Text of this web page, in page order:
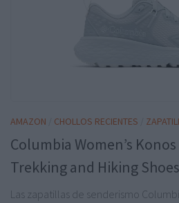
AMAZON CHOLLOS RECIENTES
Columbia Women’s
Trekking and Hiking
Las zapatillas de senderismo